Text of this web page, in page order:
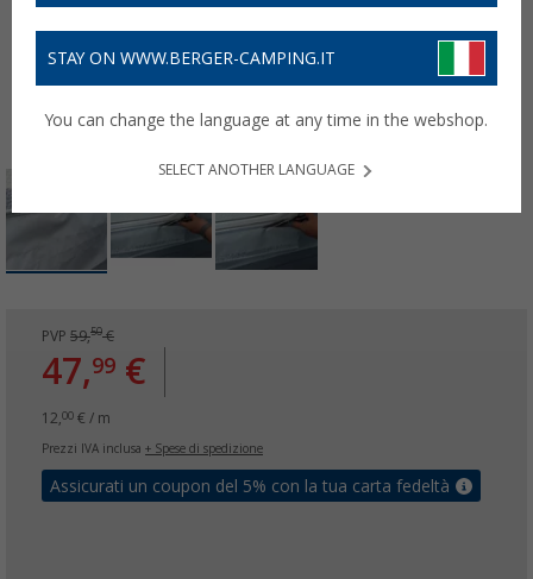
PVP 59,50€
47,99 €
12,00 € / m
Prezzi IVA inclusa + Spese di spedizione
Assicurati un coupon del 5% con la tua carta fedeltà
STAY ON WWW.BERGER-CAMPING.IT
You can change the language at any time in the webshop.
SELECT ANOTHER LANGUAGE